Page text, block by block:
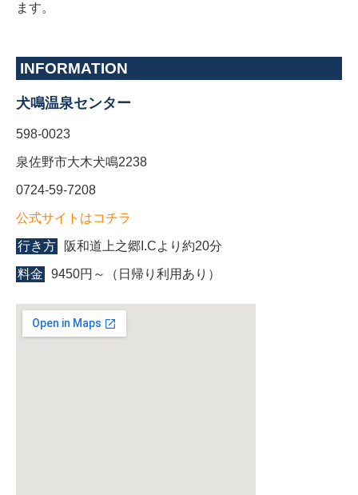
ます。
INFORMATION
犬鳴温泉センター
598-0023
泉佐野市大木犬鳴2238
0724-59-7208
公式サイトはコチラ
行き方 阪和道上之郷I.Cより約20分
料金 9450円～（日帰り利用あり）